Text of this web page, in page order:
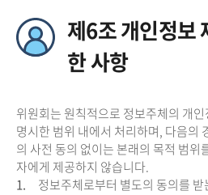
제6조 개인정보
한 사항
위원회는 원칙적으로 정보주체의 개
명시한 범위 내에서 처리하며, 다음의
의 사전 동의 없이는 본래의 목적 범위
자에게 제공하지 않습니다.
1.
정보주체로부터 별도의 동의를 받